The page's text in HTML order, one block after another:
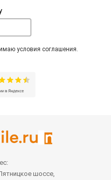
условия соглашения.
шоссе,